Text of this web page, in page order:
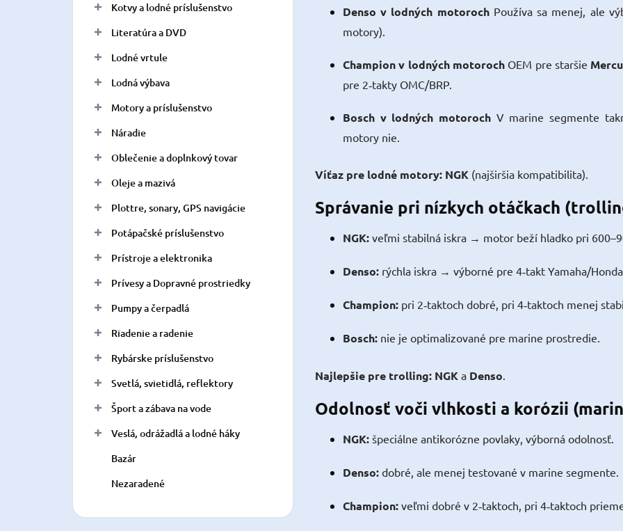
Kotvy a lodné príslušenstvo
Literatúra a DVD
Lodné vrtule
Lodná výbava
Motory a príslušenstvo
Náradie
Oblečenie a doplnkový tovar
Oleje a mazivá
Plottre, sonary, GPS navigácie
Potápačské príslušenstvo
Prístroje a elektronika
Prívesy a Dopravné prostriedky
Pumpy a čerpadlá
Riadenie a radenie
Rybárske príslušenstvo
Svetlá, svietidlá, reflektory
Šport a zábava na vode
Veslá, odrážadlá a lodné háky
Bazár
Nezaradené
Denso v lodných motorochPoužíva sa menej, ale
motory).
Champion v lodných motoroch OEM pre staršie
pre 2‑takty OMC/BRP.
Bosch v lodných motoroch V marine segmente
motory nie.
Víťaz pre lodné motory: NGK (najširšia kompatibilita).
Správanie pri nízkych otáčkach
NGK: veľmi stabilná iskra → motor beží hladko pri
Denso: rýchla iskra → výborné pre 4‑takt Yamaha/
Champion: pri 2‑taktoch dobré, pri 4‑taktoch menej
Bosch: nie je optimalizované pre marine prostredie.
Najlepšie pre trolling: NGK a Denso.
Odolnosť voči vlhkosti a korózii
NGK: špeciálne antikorózne povlaky, výborná odolnosť.
Denso: dobré, ale menej testované v marine segmente.
Champion: veľmi dobré v 2‑taktoch, pri 4‑taktoch